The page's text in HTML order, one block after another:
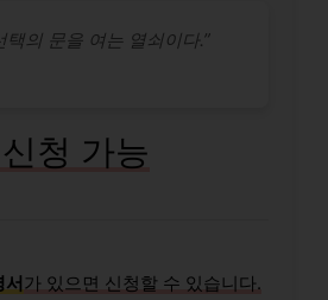
택의 문을 여는 열쇠이다.”
청 가능
서가 있으면 신청할 수 있습니다.